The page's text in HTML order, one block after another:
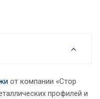
от компании «Стор
профилей и